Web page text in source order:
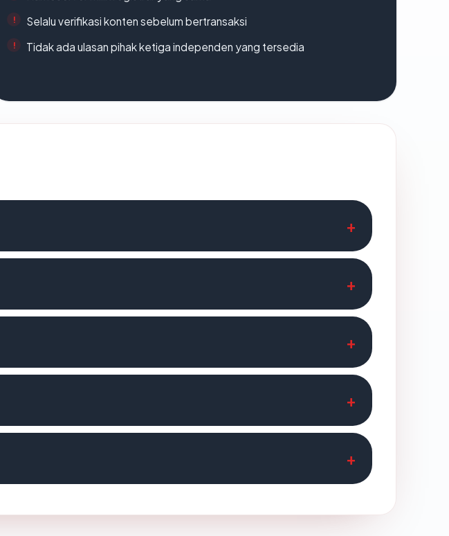
Selalu verifikasi konten sebelum bertransaksi
Tidak ada ulasan pihak ketiga independen yang tersedia